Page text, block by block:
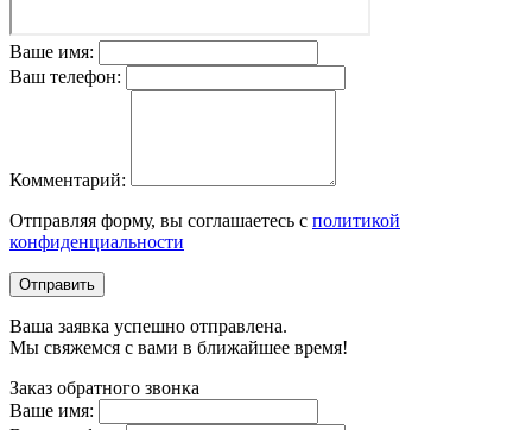
Ваше имя:
Ваш телефон:
Комментарий:
Отправляя форму, вы соглашаетесь с политикой
конфиденциальности
Отправить
Ваша заявка успешно отправлена.
Мы свяжемся с вами в ближайшее время!
Заказ обратного звонка
Ваше имя: